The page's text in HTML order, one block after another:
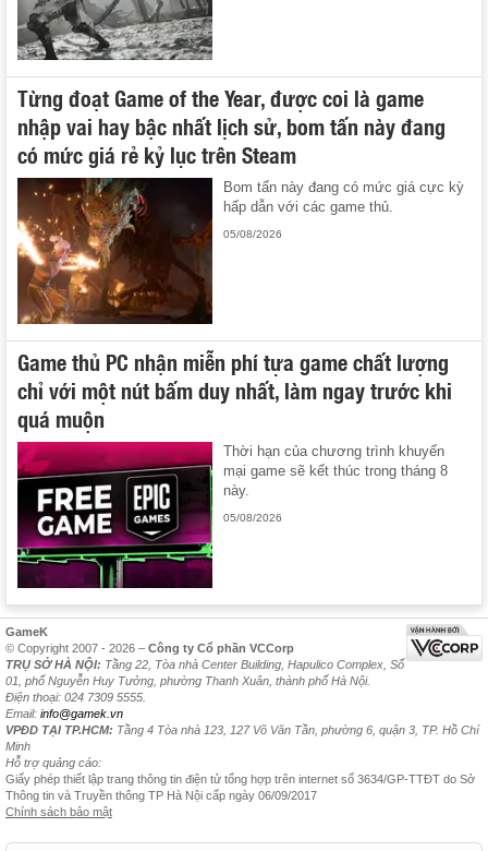
Từng đoạt Game of the Year, được coi là game
nhập vai hay bậc nhất lịch sử, bom tấn này đang
có mức giá rẻ kỷ lục trên Steam
Bom tấn này đang có mức giá cực kỳ
hấp dẫn với các game thủ.
05/08/2026
Game thủ PC nhận miễn phí tựa game chất lượng
chỉ với một nút bấm duy nhất, làm ngay trước khi
quá muộn
Thời hạn của chương trình khuyến
mại game sẽ kết thúc trong tháng 8
này.
05/08/2026
GameK
© Copyright 2007 - 2026 – Công ty Cổ phần VCCorp
TRỤ SỞ HÀ NỘI: Tầng 22, Tòa nhà Center Building, Hapulico Complex, Số
01, phố Nguyễn Huy Tưởng, phường Thanh Xuân, thành phố Hà Nội.
Điện thoại: 024 7309 5555.
Email: info@gamek.vn
VPĐD TẠI TP.HCM: Tầng 4 Tòa nhà 123, 127 Võ Văn Tần, phường 6, quận 3, TP. Hồ Chí
Minh
Hỗ trợ quảng cáo:
Giấy phép thiết lập trang thông tin điện tử tổng hợp trên internet số 3634/GP-TTĐT do Sở
Thông tin và Truyền thông TP Hà Nội cấp ngày 06/09/2017
Chính sách bảo mật